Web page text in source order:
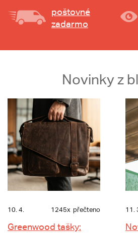
poštovné
zadarmo
Novinky z
10. 4. 1245x přečteno
Greenwood tašky:
11.